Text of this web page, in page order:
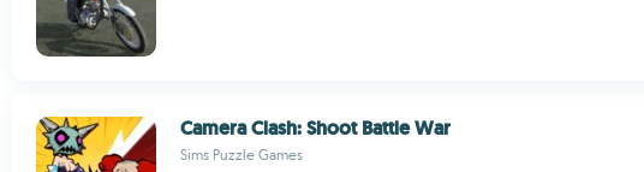
Camera Clash: Shoot Battle War
Sims Puzzle Games